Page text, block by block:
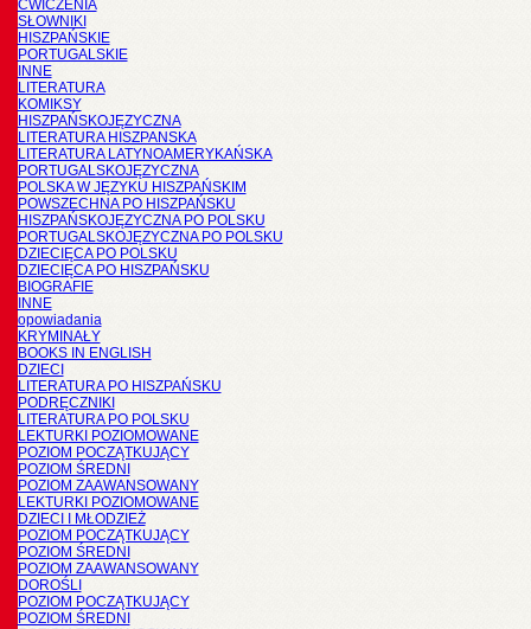
ĆWICZENIA
SŁOWNIKI
HISZPAŃSKIE
PORTUGALSKIE
INNE
LITERATURA
KOMIKSY
HISZPAŃSKOJĘZYCZNA
LITERATURA HISZPANSKA
LITERATURA LATYNOAMERYKAŃSKA
PORTUGALSKOJĘZYCZNA
POLSKA W JĘZYKU HISZPAŃSKIM
POWSZECHNA PO HISZPAŃSKU
HISZPAŃSKOJĘZYCZNA PO POLSKU
PORTUGALSKOJĘZYCZNA PO POLSKU
DZIECIĘCA PO POLSKU
DZIECIĘCA PO HISZPAŃSKU
BIOGRAFIE
INNE
opowiadania
KRYMINAŁY
BOOKS IN ENGLISH
DZIECI
LITERATURA PO HISZPAŃSKU
PODRĘCZNIKI
LITERATURA PO POLSKU
LEKTURKI POZIOMOWANE
POZIOM POCZĄTKUJĄCY
POZIOM ŚREDNI
POZIOM ZAAWANSOWANY
LEKTURKI POZIOMOWANE
DZIECI I MŁODZIEŻ
POZIOM POCZĄTKUJĄCY
POZIOM ŚREDNI
POZIOM ZAAWANSOWANY
DOROŚLI
POZIOM POCZĄTKUJĄCY
POZIOM ŚREDNI